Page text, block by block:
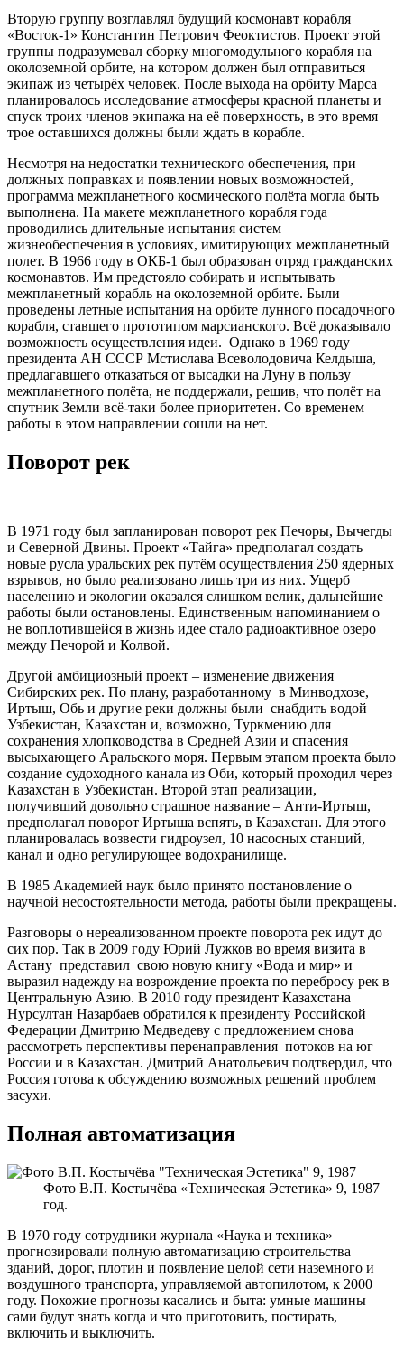
Вторую группу возглавлял будущий космонавт корабля
«Восток-1» Константин Петрович Феоктистов. Проект этой
группы подразумевал сборку многомодульного корабля на
околоземной орбите, на котором должен был отправиться
экипаж из четырёх человек. После выхода на орбиту Марса
планировалось исследование атмосферы красной планеты и
спуск троих членов экипажа на её поверхность, в это время
трое оставшихся должны были ждать в корабле.
Несмотря на недостатки технического обеспечения, при
должных поправках и появлении новых возможностей,
программа межпланетного космического полёта могла быть
выполнена. На макете межпланетного корабля года
проводились длительные испытания систем
жизнеобеспечения в условиях, имитирующих межпланетный
полет. В 1966 году в ОКБ-1 был образован отряд гражданских
космонавтов. Им предстояло собирать и испытывать
межпланетный корабль на околоземной орбите. Были
проведены летные испытания на орбите лунного посадочного
корабля, ставшего прототипом марсианского. Всё доказывало
возможность осуществления идеи. Однако в 1969 году
президента АН СССР Мстислава Всеволодовича Келдыша,
предлагавшего отказаться от высадки на Луну в пользу
межпланетного полёта, не поддержали, решив, что полёт на
спутник Земли всё-таки более приоритетен. Со временем
работы в этом направлении сошли на нет.
Поворот рек
В 1971 году был запланирован поворот рек Печоры, Вычегды
и Северной Двины. Проект «Тайга» предполагал создать
новые русла уральских рек путём осуществления 250 ядерных
взрывов, но было реализовано лишь три из них. Ущерб
населению и экологии оказался слишком велик, дальнейшие
работы были остановлены. Единственным напоминанием о
не воплотившейся в жизнь идее стало радиоактивное озеро
между Печорой и Колвой.
Другой амбициозный проект – изменение движения
Сибирских рек. По плану, разработанному в Минводхозе,
Иртыш, Обь и другие реки должны были снабдить водой
Узбекистан, Казахстан и, возможно, Туркмению для
сохранения хлопководства в Средней Азии и спасения
высыхающего Аральского моря. Первым этапом проекта было
создание судоходного канала из Оби, который проходил через
Казахстан в Узбекистан. Второй этап реализации,
получивший довольно страшное название – Анти-Иртыш,
предполагал поворот Иртыша вспять, в Казахстан. Для этого
планировалась возвести гидроузел, 10 насосных станций,
канал и одно регулирующее водохранилище.
В 1985 Академией наук было принято постановление о
научной несостоятельности метода, работы были прекращены.
Разговоры о нереализованном проекте поворота рек идут до
сих пор. Так в 2009 году Юрий Лужков во время визита в
Астану представил свою новую книгу «Вода и мир» и
выразил надежду на возрождение проекта по перебросу рек в
Центральную Азию. В 2010 году президент Казахстана
Нурсултан Назарбаев обратился к президенту Российской
Федерации Дмитрию Медведеву с предложением снова
рассмотреть перспективы перенаправления потоков на юг
России и в Казахстан. Дмитрий Анатольевич подтвердил, что
Россия готова к обсуждению возможных решений проблем
засухи.
Полная автоматизация
Фото В.П. Костычёва «Техническая Эстетика» 9, 1987
год.
В 1970 году сотрудники журнала «Наука и техника»
прогнозировали полную автоматизацию строительства
зданий, дорог, плотин и появление целой сети наземного и
воздушного транспорта, управляемой автопилотом, к 2000
году. Похожие прогнозы касались и быта: умные машины
сами будут знать когда и что приготовить, постирать,
включить и выключить.